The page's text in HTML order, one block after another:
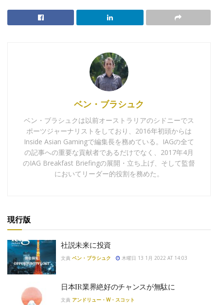
ベン・ブラシュク
ベン・ブラシュクは以前オーストラリアのシドニーでス
ポーツジャーナリストをしており、2016年初頭からは
Inside Asian Gamingで編集長を務めている。IAGの全て
の記事への重要な貢献者であるだけでなく、2017年4月
のIAG Breakfast Briefingの展開・立ち上げ、そして監督
においてリーダー的役割を務めた。
現行版
社説未来に投資
文責 ベン・ブラシュク 木曜日 13 1月 2022 AT 14:03
日本IR業界絶好のチャンスが無駄に
文責 アンドリュー・W・スコット